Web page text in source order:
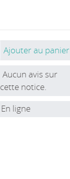
Ajouter au panier
Aucun avis sur
cette notice.
En ligne